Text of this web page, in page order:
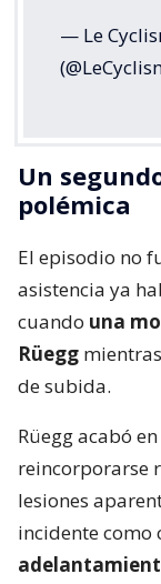
— Le
Un
polémica
El episodio no
asistencia ya
cuando una
Rüegg
de subida.
Rüegg acabó
reincorporarse
lesiones
incidente como